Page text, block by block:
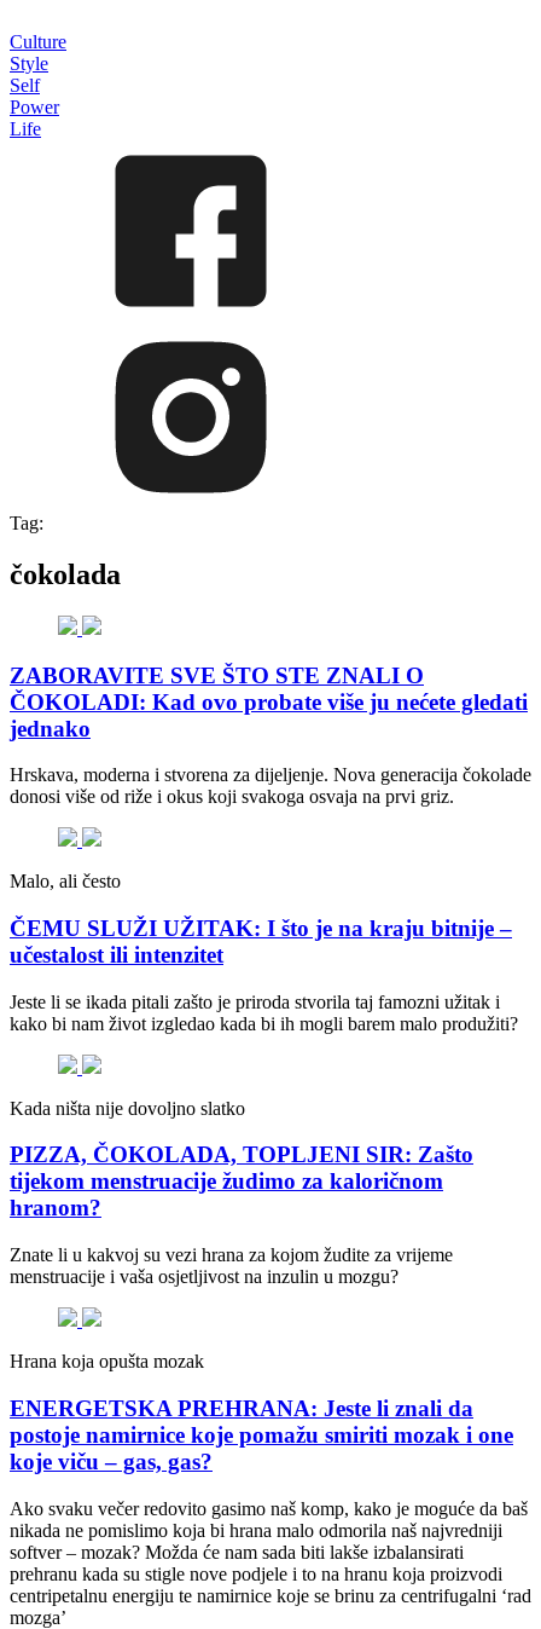
Culture
Style
Self
Power
Life
Tag:
čokolada
ZABORAVITE SVE ŠTO STE ZNALI O
ČOKOLADI: Kad ovo probate više ju nećete gledati
jednako
Hrskava, moderna i stvorena za dijeljenje. Nova generacija čokolade
donosi više od riže i okus koji svakoga osvaja na prvi griz.
Malo, ali često
ČEMU SLUŽI UŽITAK: I što je na kraju bitnije –
učestalost ili intenzitet
Jeste li se ikada pitali zašto je priroda stvorila taj famozni užitak i
kako bi nam život izgledao kada bi ih mogli barem malo produžiti?
Kada ništa nije dovoljno slatko
PIZZA, ČOKOLADA, TOPLJENI SIR: Zašto
tijekom menstruacije žudimo za kaloričnom
hranom?
Znate li u kakvoj su vezi hrana za kojom žudite za vrijeme
menstruacije i vaša osjetljivost na inzulin u mozgu?
Hrana koja opušta mozak
ENERGETSKA PREHRANA: Jeste li znali da
postoje namirnice koje pomažu smiriti mozak i one
koje viču – gas, gas?
Ako svaku večer redovito gasimo naš komp, kako je moguće da baš
nikada ne pomislimo koja bi hrana malo odmorila naš najvredniji
softver – mozak? Možda će nam sada biti lakše izbalansirati
prehranu kada su stigle nove podjele i to na hranu koja proizvodi
centripetalnu energiju te namirnice koje se brinu za centrifugalni ‘rad
mozga’